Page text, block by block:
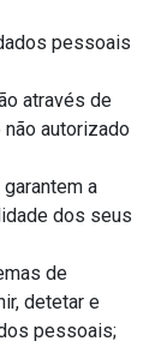
pessoais
através de
autorizado
a
dos seus
de
detetar e
pessoais;